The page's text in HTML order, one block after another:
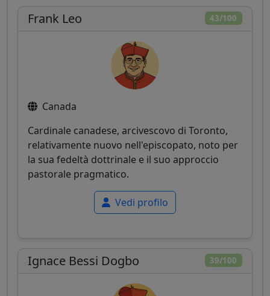
43/100
Frank Leo
Canada
Cardinale canadese, arcivescovo di Toronto,
relativamente nuovo nell'episcopato, noto per
la sua fedeltà dottrinale e il suo approccio
pastorale pragmatico.
Vedi profilo
39/100
Ignace Bessi Dogbo